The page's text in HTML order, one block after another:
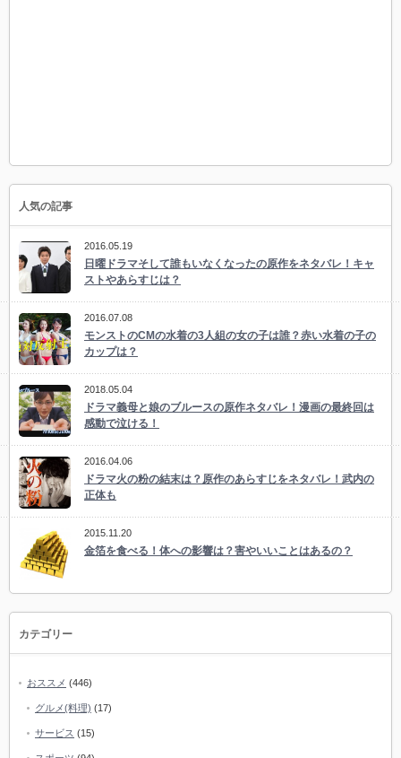
人気の記事
2016.05.19
日曜ドラマそして誰もいなくなったの原作をネタバレ！キャ
ストやあらすじは？
2016.07.08
モンストのCMの水着の3人組の女の子は誰？赤い水着の子の
カップは？
2018.05.04
ドラマ義母と娘のブルースの原作ネタバレ！漫画の最終回は
感動で泣ける！
2016.04.06
ドラマ火の粉の結末は？原作のあらすじをネタバレ！武内の
正体も
2015.11.20
金箔を食べる！体への影響は？害やいいことはあるの？
カテゴリー
おススメ (446)
グルメ(料理) (17)
サービス (15)